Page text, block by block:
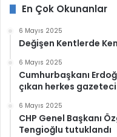
En Çok Okunanlar
6 Mayıs 2025
Değişen Kentlerde
6 Mayıs 2025
Cumhurbaşkanı
çıkan herkes
6 Mayıs 2025
CHP Genel Başkanı
Tengioğlu tutuklandı